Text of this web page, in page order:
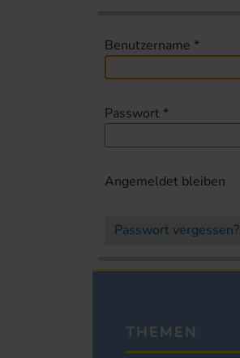
Benutzername *
Passwort *
Angemeldet bleiben
Passwort vergessen?
THEMEN